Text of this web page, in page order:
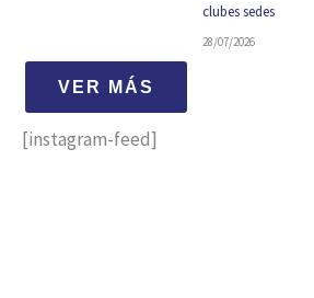
clubes sedes
28/07/2026
VER MÁS
[instagram-feed]